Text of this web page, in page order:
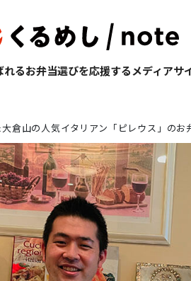
るお弁当選びを応援するメディアサ
倉山の人気イタリアン「ピレウス」のお